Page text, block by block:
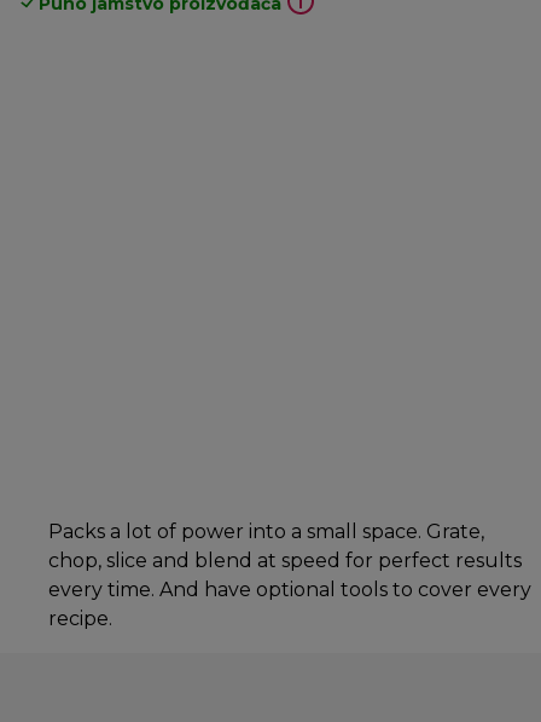
Packs a lot of power into a small space. Grate,
chop, slice and blend at speed for perfect results
every time. And have optional tools to cover every
recipe.